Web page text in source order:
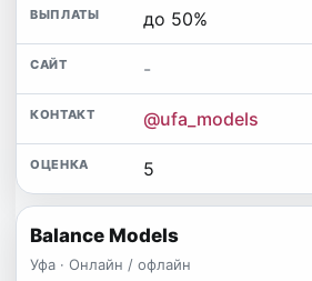
до 50%
-
@ufa_models
5
Balance Models
Уфа · Онлайн / офлайн